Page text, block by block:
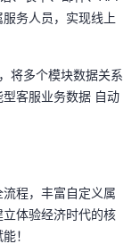
务人员，实现线上
将多个模块数据关系
客服业务数据 自动
程，丰富自定义属
体验经济时代的核
！